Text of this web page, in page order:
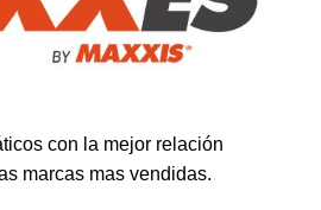
con la mejor relación
marcas mas vendidas.